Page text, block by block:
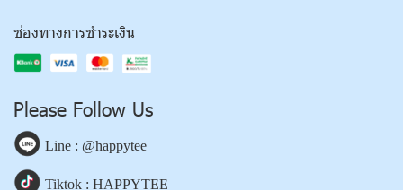
ช่องทางการชำระเงิน
Please Follow Us
Line : @happytee
Tiktok : HAPPYTEE